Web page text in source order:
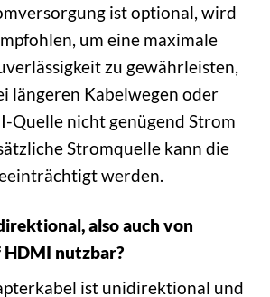
ist optional, wird
um eine maximale
zu gewährleisten,
längeren Kabelwegen oder
Quelle nicht genügend Strom
Stromquelle kann die
werden.
also auch von
nutzbar?
ist unidirektional und